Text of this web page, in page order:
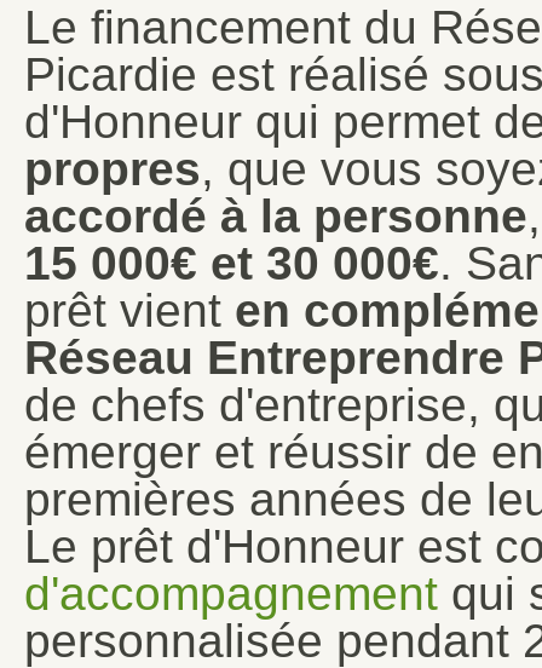
Le financement du
Picardie est réalisé
d'Honneur qui permet
propres, que vous
accordé à la personne
15 000€ et 30 000€.
prêt vient en
Réseau Entreprendre
de chefs d'entreprise,
émerger et réussir de
premières années de
Le prêt d'Honneur est
d'accompagnement qui
personnalisée pendant